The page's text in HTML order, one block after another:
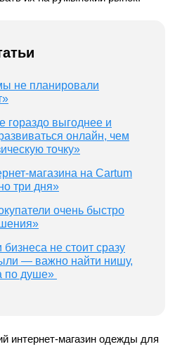
не планировали
выгоднее и
онлайн, чем
точку»
магазина на Cartum
три дня»
очень быстро
не стоит сразу
— важно найти нишу,
по душе»
интернет-магазин одежды для